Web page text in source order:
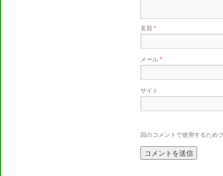
名前*
メール*
サイト
回のコメントで使用するため